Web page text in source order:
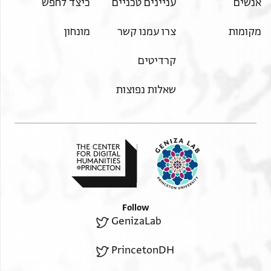
יהונתן
ומשפט ואמונה אלמולא אלאגל כר רצון סט בר כר שמואל
מקומות צרו עמנו קשר
קרדיטים
שאלות נפוצות
מונחון
Follow
GenizaLab
PrincetonDH